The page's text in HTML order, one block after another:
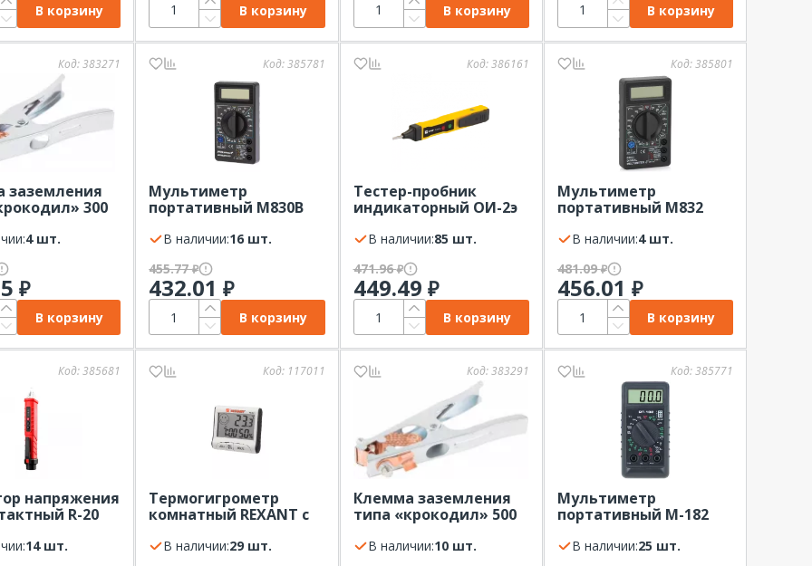
В корзину В корзину В корзину В корзину
Код:383271
заземления
300
4 шт.
₽
В корзину
Код:385781
Мультиметр
портативный M830B
В наличии:
16 шт.
455.77₽
432.01₽
В корзину
Код:386161
Тестер-пробник
индикаторный ОИ-2э
В наличии:
85 шт.
471.96₽
449.49 ₽
В корзину
Код:385801
Мультиметр
портативный M832
В наличии:
4 шт.
481.09₽
456.01 ₽
В корзину
Код:385681
напряжения
R-20
14 шт.
Код: 117011
Термогигрометр
комнатный REXANT с
будильника
В наличии:
29 шт.
Код:383291
Клемма заземления
типа «крокодил» 500
REXANT
В наличии:
10 шт.
Код:385771
Мультиметр
портативный М-182
В наличии:
25 шт.